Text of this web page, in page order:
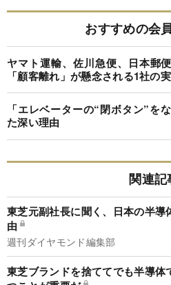
おすすめの会
ヤマト運輸、佐川急便、日本郵
「顧客離れ」が懸念される1社の
「エレベーターの“閉ボタン”を
た深い理由
関連記
東芝元副社長に聞く、日本の半導
由
週刊ダイヤモンド編集部
東芝ブランドを捨ててでも半導体